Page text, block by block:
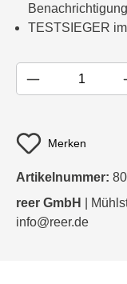
TESTSIEGER
Merken
Artikelnummer:
reer GmbH
|
info@reer.de